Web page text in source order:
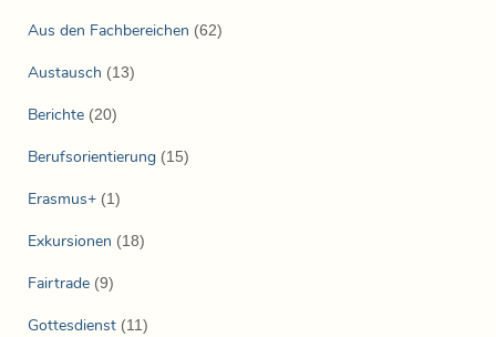
Aus den Fachbereichen (62)
Austausch (13)
Berichte (20)
Berufsorientierung (15)
Erasmus+ (1)
Exkursionen (18)
Fairtrade (9)
Gottesdienst (11)